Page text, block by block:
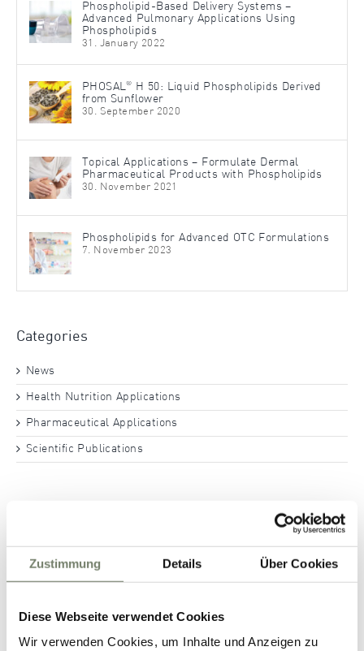
Zustimmung Details Über Cookies
Diese Webseite verwendet Cookies
Wir verwenden Cookies, um Inhalte und Anzeigen zu
Phospholipid-Based Delivery Systems –
Advanced Pulmonary Applications Using
Phospholipids
31. January 2022
PHOSAL®
H 50: Liquid Phospholipids Derived
from Sunflower
30. September 2020
Topical Applications – Formulate Dermal
Pharmaceutical Products with Phospholipids
30. November 2021
Phospholipids for Advanced OTC Formulations
7. November 2023
Categories
News
Health Nutrition Applications
Pharmaceutical Applications
Scientific Publications
August 2025
November 2024
October 2024